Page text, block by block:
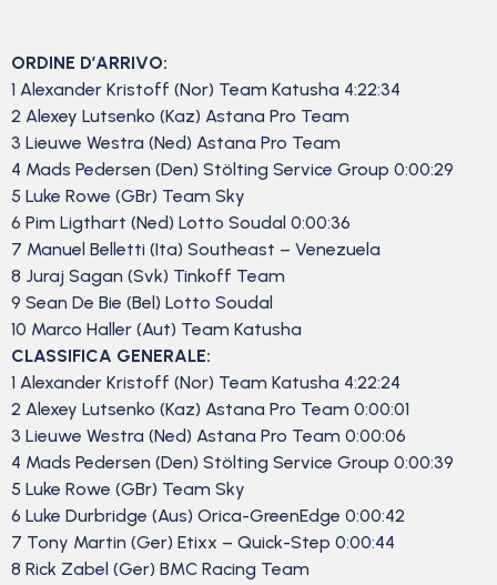
ORDINE D’ARRIVO:
1 Alexander Kristoff (Nor) Team Katusha 4:22:34
2 Alexey Lutsenko (Kaz) Astana Pro Team
3 Lieuwe Westra (Ned) Astana Pro Team
4 Mads Pedersen (Den) Stölting Service Group 0:00:29
5 Luke Rowe (GBr) Team Sky
6 Pim Ligthart (Ned) Lotto Soudal 0:00:36
7 Manuel Belletti (Ita) Southeast – Venezuela
8 Juraj Sagan (Svk) Tinkoff Team
9 Sean De Bie (Bel) Lotto Soudal
10 Marco Haller (Aut) Team Katusha
CLASSIFICA GENERALE:
1 Alexander Kristoff (Nor) Team Katusha 4:22:24
2 Alexey Lutsenko (Kaz) Astana Pro Team 0:00:01
3 Lieuwe Westra (Ned) Astana Pro Team 0:00:06
4 Mads Pedersen (Den) Stölting Service Group 0:00:39
5 Luke Rowe (GBr) Team Sky
6 Luke Durbridge (Aus) Orica-GreenEdge 0:00:42
7 Tony Martin (Ger) Etixx – Quick-Step 0:00:44
8 Rick Zabel (Ger) BMC Racing Team